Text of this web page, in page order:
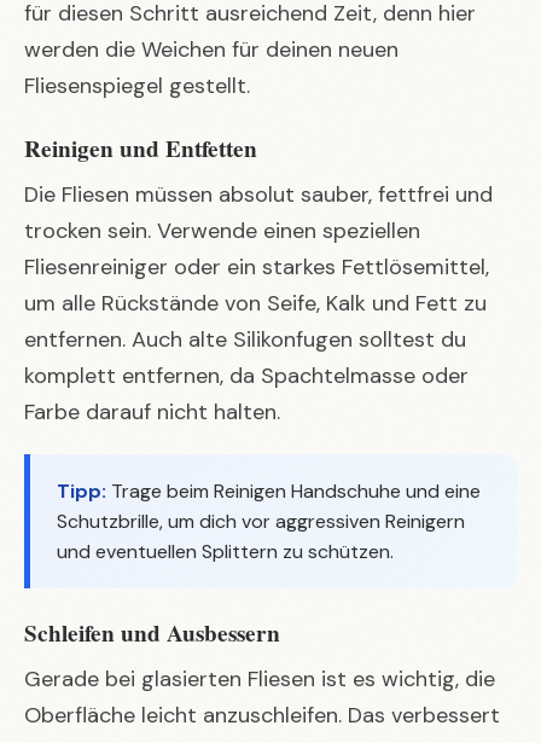
für diesen Schritt ausreichend Zeit, denn hier
werden die Weichen für deinen neuen
Fliesenspiegel gestellt.
Reinigen und Entfetten
Die Fliesen müssen absolut sauber, fettfrei und
trocken sein. Verwende einen speziellen
Fliesenreiniger oder ein starkes Fettlösemittel,
um alle Rückstände von Seife, Kalk und Fett zu
entfernen. Auch alte Silikonfugen solltest du
komplett entfernen, da Spachtelmasse oder
Farbe darauf nicht halten.
Tipp: Trage beim Reinigen Handschuhe und eine
Schutzbrille, um dich vor aggressiven Reinigern
und eventuellen Splittern zu schützen.
Schleifen und Ausbessern
Gerade bei glasierten Fliesen ist es wichtig, die
Oberfläche leicht anzuschleifen. Das verbessert